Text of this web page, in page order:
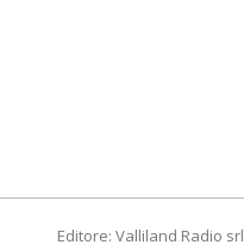
Editore: Valliland Radio srl